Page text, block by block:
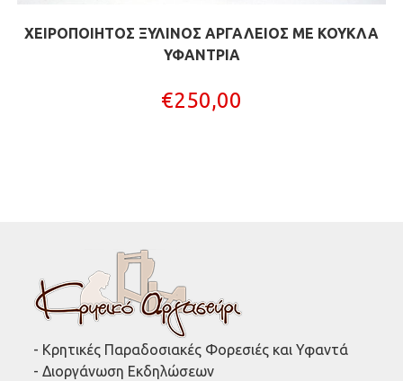
ΧΕΙΡΟΠΟΙΗΤΟΣ ΞΥΛΙΝΟΣ ΑΡΓΑΛΕΙΟΣ ΜΕ ΚΟΥΚΛΑ
ΥΦΑΝΤΡΙΑ
€250,00
- Κρητικές Παραδοσιακές Φορεσιές και Υφαντά
- Διοργάνωση Εκδηλώσεων